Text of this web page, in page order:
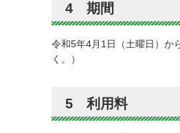
4 期間
令和5年4月1日（土曜日）か
く。）
5 利用料